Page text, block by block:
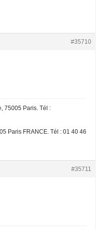
#35710
75005 Paris. Tél :
Paris FRANCE. Tél : 01 40 46
#35711